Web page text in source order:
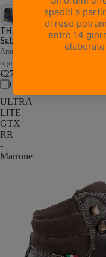
THUNDER GTX -
Sabbia
Ammortizzazione e stabilità
ogni passo
€279,00
Confronta
ULTRA
LITE
GTX
RR
-
Marrone